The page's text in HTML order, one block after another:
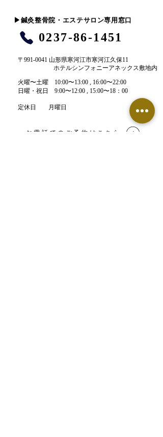
​▶︎鍼灸整骨院・エステサロン専用窓口
0237-86-1451
〒991-0041 山形県寒河江市寒河江久保11
ホテルシンフォニーアネックス敷地内
​火曜〜土曜 10:00〜13:00 , 16:00〜22:00​
​日曜・祝日 9:00〜12:00 , 15:00〜18：00
定休日 月曜日
お電話でのご予約はこちら